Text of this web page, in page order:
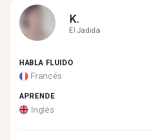
K.
El Jadida
HABLA FLUIDO
Francés
APRENDE
Inglés